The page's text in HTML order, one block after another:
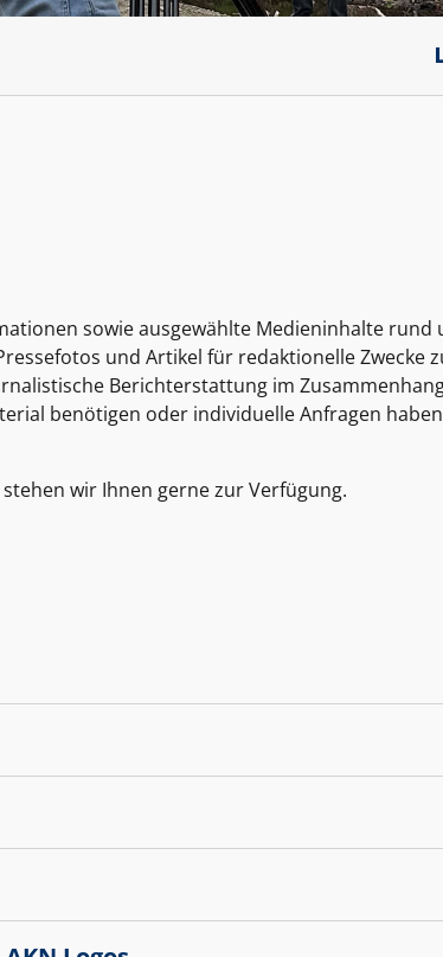
sowie ausgewählte Medieninhalte rund
und Artikel für redaktionelle Zwecke
Berichterstattung im
benötigen oder individuelle Anfragen
wir Ihnen gerne zur Verfügung.